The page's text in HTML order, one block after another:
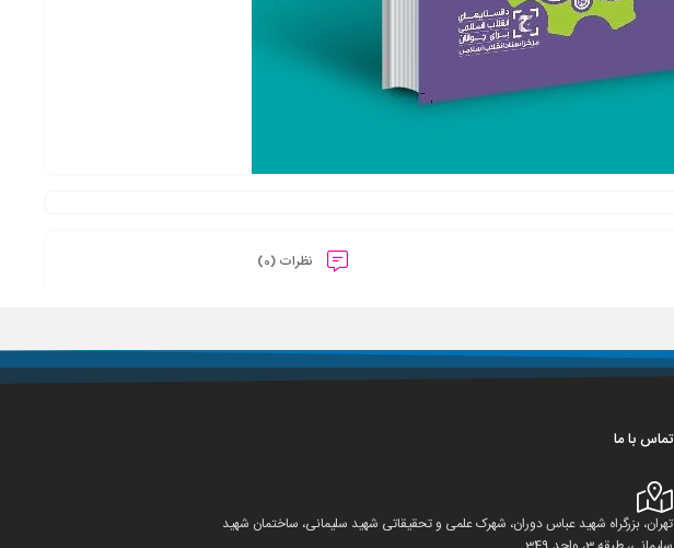
نظرات (0)
تماس با ما
تهران، بزرگراه شهید عباس دوران، شهرک علمی و تحقیقاتی شهید سلیمانی، ساختمان شهید